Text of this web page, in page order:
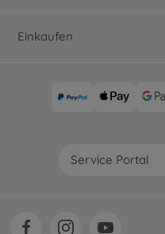
Einkaufen
Service Portal